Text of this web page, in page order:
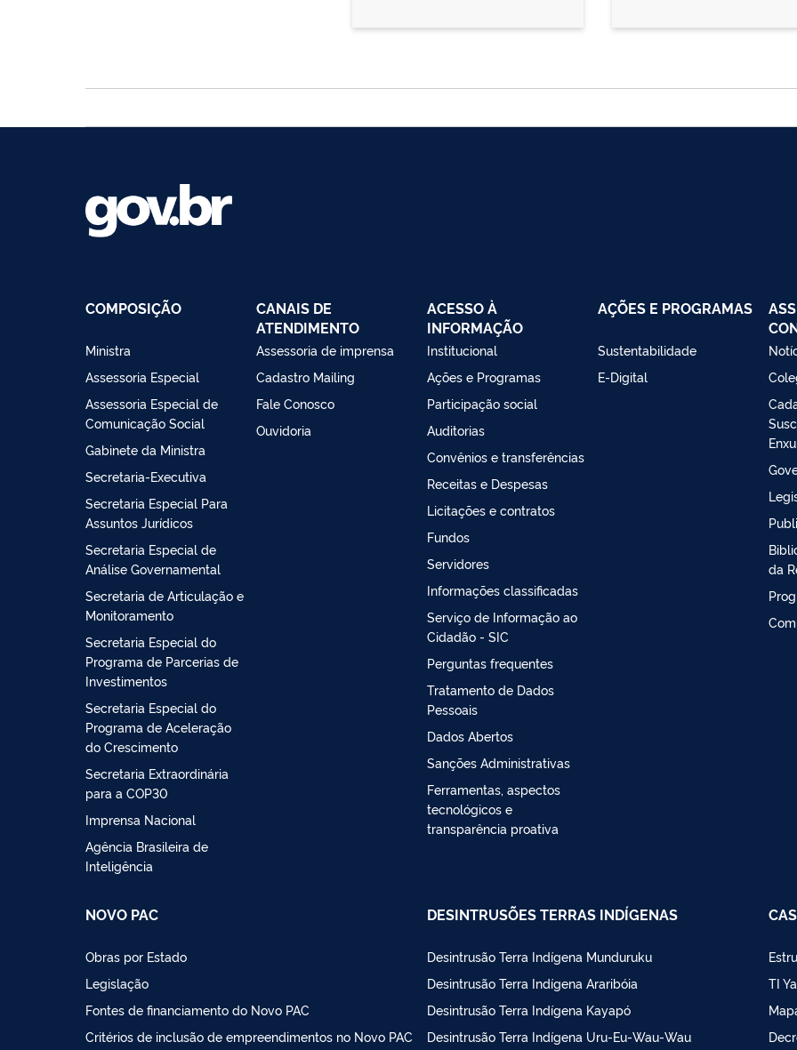
COMPOSIÇÃO
Ministra
Assessoria Especial
Assessoria Especial de
Comunicação Social
Gabinete da Ministra
Secretaria-Executiva
Secretaria Especial Para
Assuntos Jurídicos
Secretaria Especial de
Análise Governamental
Secretaria de Articulação e
Monitoramento
Secretaria Especial do
Programa de Parcerias de
Investimentos
Secretaria Especial do
Programa de Aceleração
do Crescimento
Secretaria Extraordinária
para a COP30
Imprensa Nacional
Agência Brasileira de
Inteligência
CANAIS DE
ATENDIMENTO
Assessoria de imprensa
Cadastro Mailing
Fale Conosco
Ouvidoria
ACESSO À
INFORMAÇÃO
Institucional
Ações e Programas
Participação social
Auditorias
Convênios e transferências
Receitas e Despesas
Licitações e contratos
Fundos
Servidores
Informações classificadas
Serviço de Informação ao
Cidadão - SIC
Perguntas frequentes
Tratamento de Dados
Pessoais
Dados Abertos
Sanções Administrativas
Ferramentas, aspectos
tecnológicos e
transparência proativa
AÇÕES E PROGRAMAS
Sustentabilidade
E-Digital
da
NOVO PAC
Obras por Estado
Legislação
Fontes de financiamento do Novo PAC
Critérios de inclusão de empreendimentos no Novo PAC
DESINTRUSÕES TERRAS INDÍGENAS
Desintrusão Terra Indígena Munduruku
Desintrusão Terra Indígena Araribóia
Desintrusão Terra Indígena Kayapó
Desintrusão Terra Indígena Uru-Eu-Wau-Wau
TI